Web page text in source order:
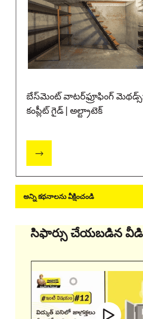
బేస్‌మెంట్ వాటర్‌ఫ్రూఫింగ్ మెథడ్స్: ఎ
కంప్లీట్ గైడ్ | అల్ట్రాటెక్
అన్ని కథనాలను వీక్షించండి
సిఫార్సు చేయబడిన